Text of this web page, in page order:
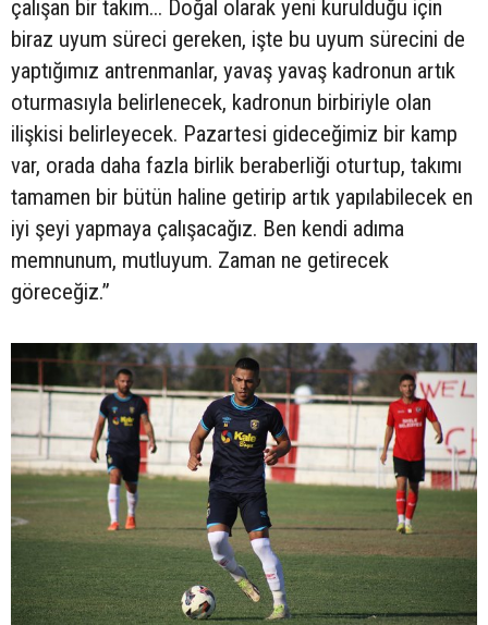
çalışan bir takım... Doğal olarak yeni kurulduğu için
biraz uyum süreci gereken, işte bu uyum sürecini de
yaptığımız antrenmanlar, yavaş yavaş kadronun artık
oturmasıyla belirlenecek, kadronun birbiriyle olan
ilişkisi belirleyecek. Pazartesi gideceğimiz bir kamp
var, orada daha fazla birlik beraberliği oturtup, takımı
tamamen bir bütün haline getirip artık yapılabilecek en
iyi şeyi yapmaya çalışacağız. Ben kendi adıma
memnunum, mutluyum. Zaman ne getirecek
göreceğiz.”